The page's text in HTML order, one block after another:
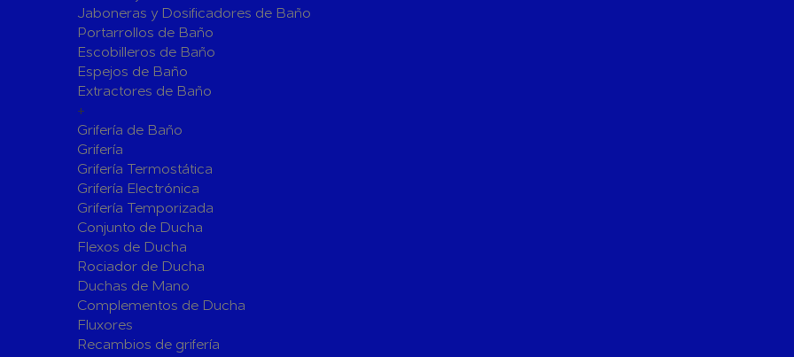
Sistemas de Energía Solar Fotovoltaica
Paneles
Accesorios
Fontanería
Accesorios para Instalación de Gas
Válvulas para Gas
Bombas
Bombas Sumergibles
Canalones Pluviales
Desagües
Válvulas de Desagüe
Jaboneras y Dosificadores de Baño
Portarrollos de Baño
Escobilleros de Baño
Espejos de Baño
Extractores de Baño
+
Grifería de Baño
Grifería
Grifería Termostática
Grifería Electrónica
Grifería Temporizada
Conjunto de Ducha
Flexos de Ducha
Rociador de Ducha
Duchas de Mano
Complementos de Ducha
Fluxores
Recambios de grifería